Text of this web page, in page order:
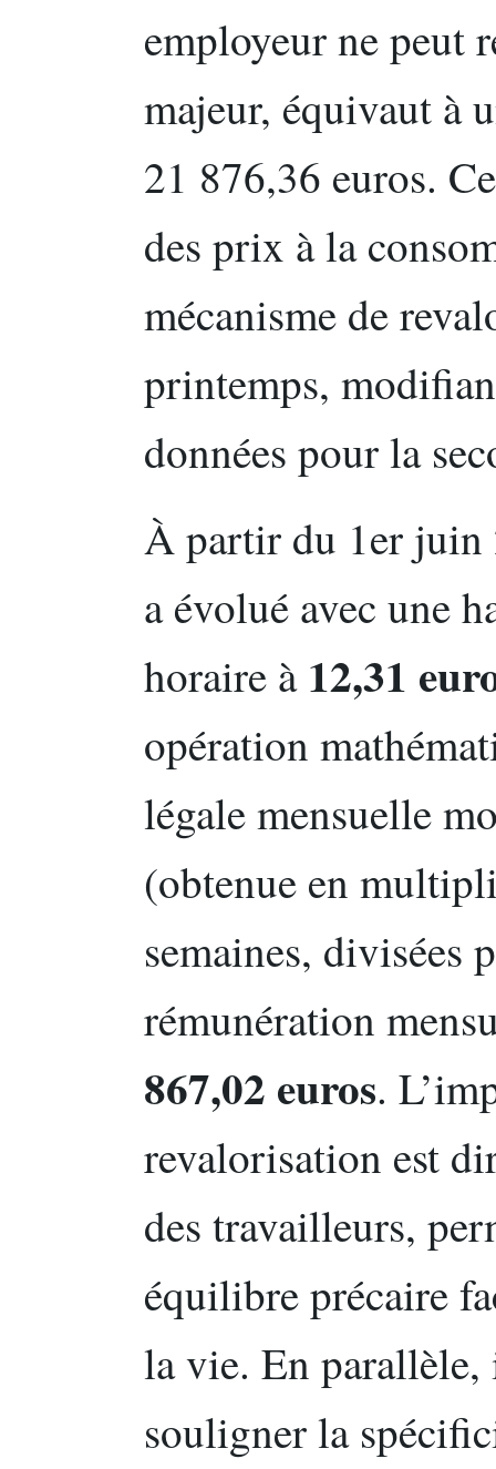
employeur ne peut
majeur, équivaut à
21 876,36 euros.
des prix à la
mécanisme de
printemps,
données pour la
À partir du 1er juin
a évolué avec une
horaire à 12,31
opération
légale mensuelle
(obtenue en
semaines, divisées
rémunération
867,02 euros.
revalorisation est
des travailleurs,
équilibre précaire
la vie. En
souligner la